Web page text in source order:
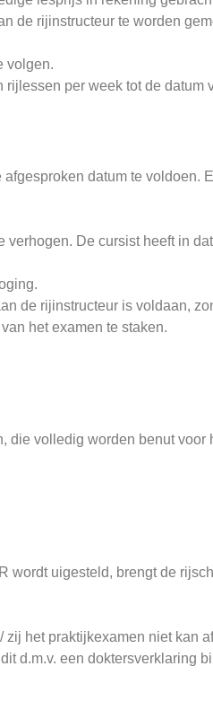
rijinstructeur te worden
volgen.
per week tot de datum
datum te voldoen.
De cursist heeft in
de rijinstructeur is voldaan,
het examen te staken.
volledig worden benut
uigesteld, brengt de
het praktijkexamen niet kan
d.m.v. een doktersverklaring